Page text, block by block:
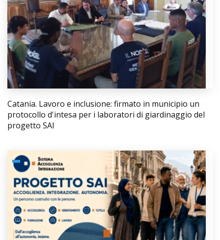
Catania. Lavoro e inclusione: firmato in municipio un
protocollo d'intesa per i laboratori di giardinaggio del
progetto SAI